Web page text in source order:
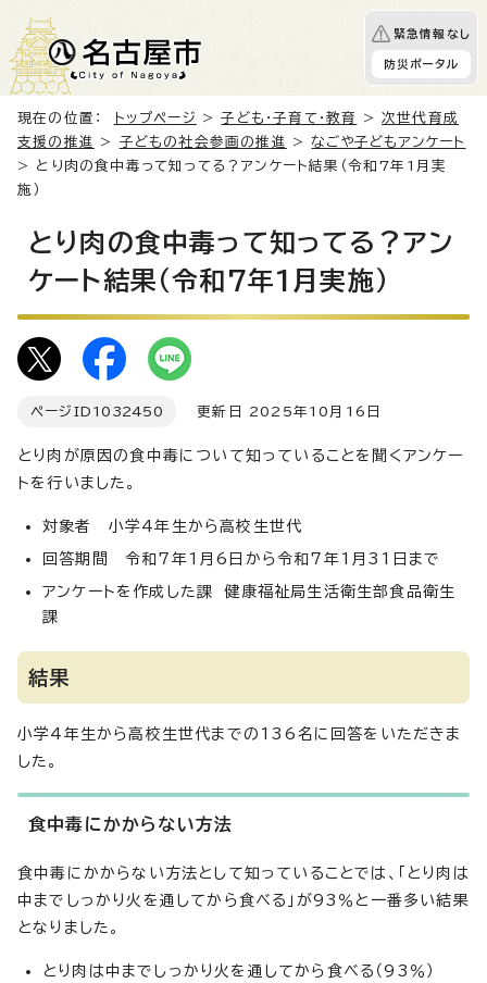
緊急情報なし
防災ポータル
現在の位置： トップページ >子ども・子育て・教育 >次世代育成
支援の推進
> 子どもの社会参画の推進 >なごや子どもアンケート
> とり肉の食中毒って知ってる？アンケート結果（令和7年1月実
施）
とり肉の食中毒って知ってる？アン
ケート結果（令和7年1月実施）
ページID 1032450 更新日 2025年10月16日
とり肉が原因の食中毒について知っていることを聞くアンケー
トを行いました。
対象者 小学4年生から高校生世代
回答期間 令和7年1月6日から令和7年1月31日まで
アンケートを作成した課 健康福祉局生活衛生部食品衛生
課
結果
小学4年生から高校生世代までの136名に回答をいただきま
した。
食中毒にかからない方法
食中毒にかからない方法として知っていることでは、「とり肉は
中までしっかり火を通してから食べる」が93％と一番多い結果
となりました。
とり肉は中までしっかり火を通してから食べる（93％）